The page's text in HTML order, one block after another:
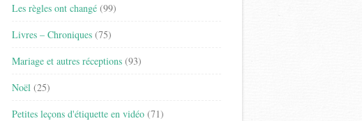
Les règles ont changé (99)
Livres – Chroniques (75)
Mariage et autres réceptions (93)
Noël (25)
Petites leçons d'étiquette en vidéo (71)